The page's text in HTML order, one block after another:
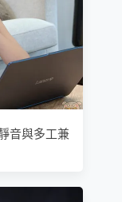
音與多工兼